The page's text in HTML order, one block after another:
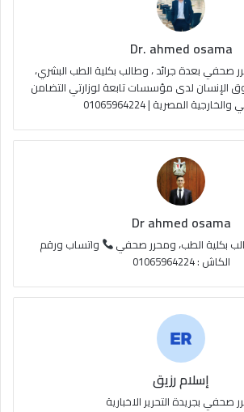
ا
م
ل
م
و
ق
ع
R
S
S
Dr. ahmed osama
صحفي بعدة جرائد ، وطالب بكلية الطب البشري،
لدى مؤسسات تابعة لوزارتي التضامن
المصرية | 01065964224
Dr ahmed osama
بكلية الطب، ومحرر صحفي
واتساب ورقم
الكاش : 01065964224
إسلام رزيق
صحفي بجريدة التحرير الاخبارية